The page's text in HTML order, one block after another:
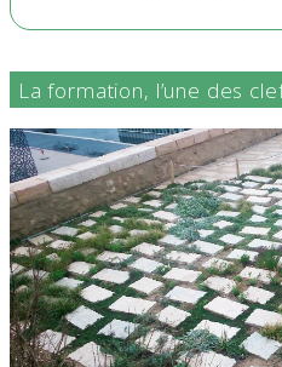
La formation, l’une des